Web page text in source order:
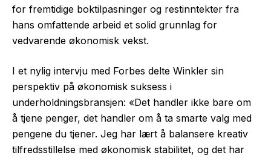
for fremtidige boktilpasninger og restinntekter fra
hans omfattende arbeid et solid grunnlag for
vedvarende økonomisk vekst.
I et nylig intervju med Forbes delte Winkler sin
perspektiv på økonomisk suksess i
underholdningsbransjen: «Det handler ikke bare om
å tjene penger, det handler om å ta smarte valg med
pengene du tjener. Jeg har lært å balansere kreativ
tilfredsstillelse med økonomisk stabilitet, og det har